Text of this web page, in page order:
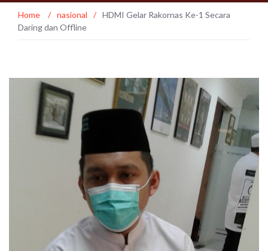
Home / nasional / HDMI Gelar Rakornas Ke-1 Secara
Daring dan Offline